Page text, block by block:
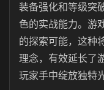
装备强化和等级突
色的实战能力。游
的探索可能，这种
理念，有效延长了
玩家手中绽放独特